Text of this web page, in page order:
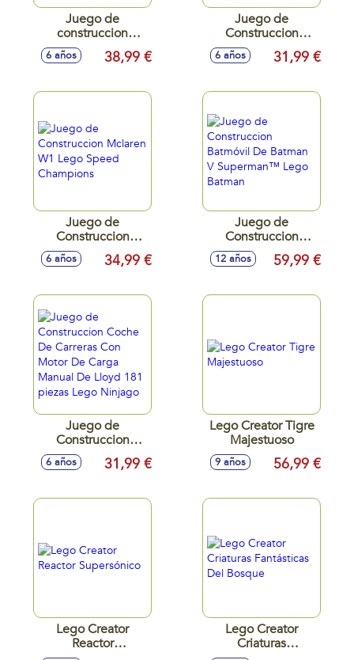
Juego de
construccion
Dinosaurios
Creativos Lego
6 años 38,99 €
Juego de
Construccion
Coche De Carreras
Moneygram Haas
24 Lego Speed
6 años 31,99 €
Juego de
Construccion
Mclaren W1 Lego
Speed Champions
6 años 34,99 €
Juego de
Construccion
Batmóvil De
Batman V
Batman
12 años 59,99 €
Juego de
Construccion
Coche De Carreras
Con Motor De
Lloyd 181 piezas
6 años 31,99 €
Lego Creator Tigre
Majestuoso
9 años 56,99 €
Lego Creator
Reactor
Lego Creator
Criaturas